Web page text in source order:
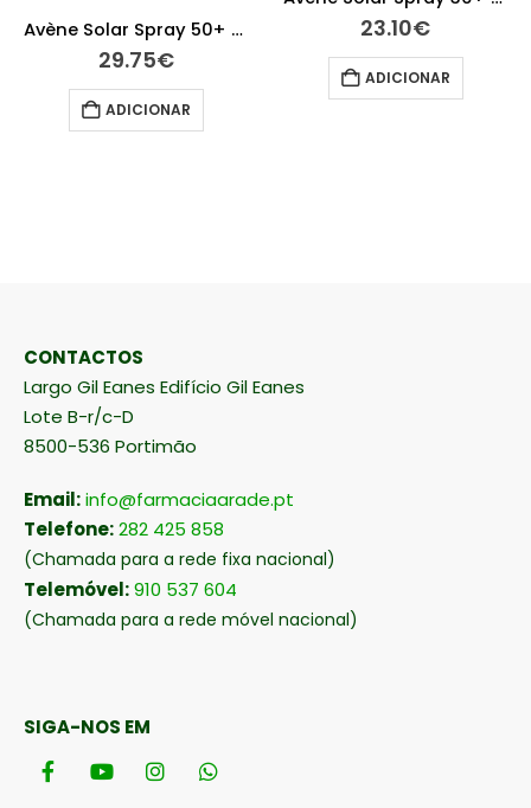
Avène Solar Spray 50+ Criança 200 ml
29.75€
ADICIONAR
23.10€
ADICIONAR
CONTACTOS
Largo Gil Eanes Edifício Gil Eanes
Lote B-r/c-D
8500-536 Portimão
Email:info@farmaciaarade.pt
Telefone:282 425 858
(Chamada para a rede fixa nacional)
Telemóvel:910 537 604
(Chamada para a rede móvel nacional)
SIGA-NOS EM